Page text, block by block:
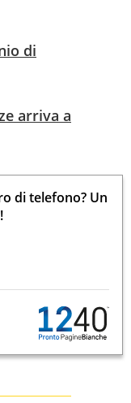
di
arriva a
di telefono? Un